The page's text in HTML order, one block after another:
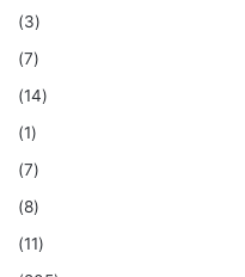
(3)
(7)
(14)
(1)
(7)
(8)
(11)